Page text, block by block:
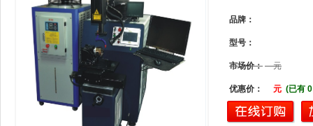
品牌：
型号：
市场价： 元
优惠价： 元 (已有